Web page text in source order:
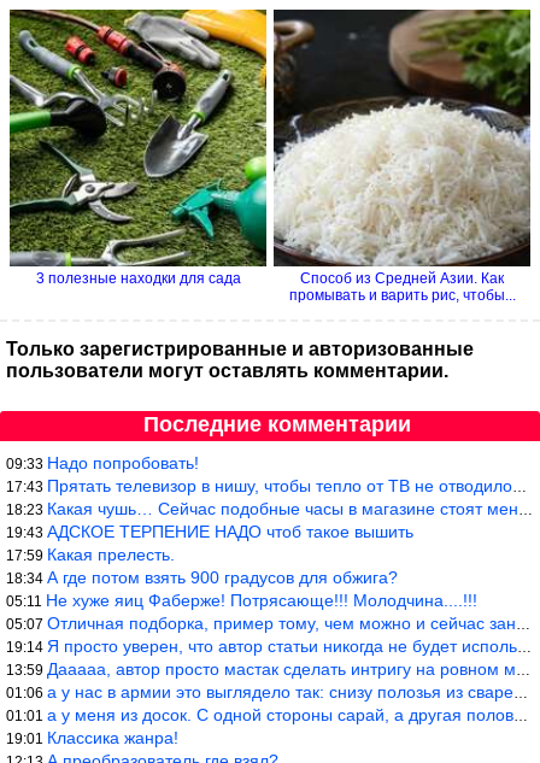
3 полезные находки для сада
Способ из Средней Азии. Как
промывать и варить рис, чтобы...
Только зарегистрированные и авторизованные
пользователи могут оставлять комментарии.
Последние комментарии
09:33 Надо попробовать!
17:43 Прятать телевизор в нишу, чтобы тепло от ТВ не отводилось и теле
18:23 Какая чушь… Сейчас подобные часы в магазине стоят меньше 10 долл
19:43 АДСКОЕ ТЕРПЕНИЕ НАДО чтоб такое вышить
17:59 Какая прелесть.
18:34 А где потом взять 900 градусов для обжига?
05:11 Не хуже яиц Фаберже! Потрясающе!!! Молодчина....!!!
05:07 Отличная подборка, пример тому, чем можно и сейчас заниматься…
19:14 Я просто уверен, что автор статьи никогда не будет использовать
13:59 Дааааа, автор просто мастак сделать интригу на ровном месте! А н
01:06 а у нас в армии это выглядело так: снизу полозья из сваренные тр
01:01 а у меня из досок. С одной стороны сарай, а другая половина — ду
19:01 Классика жанра!